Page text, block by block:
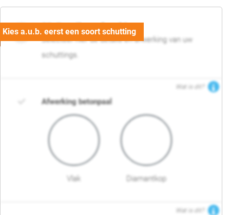
03. Detail en afwerking
Selecteer hier de details en afwerking van uw
schuttings.
Wat is dit?
Afwerking betonpaal
Vlak Diamantkop
Wat is dit?